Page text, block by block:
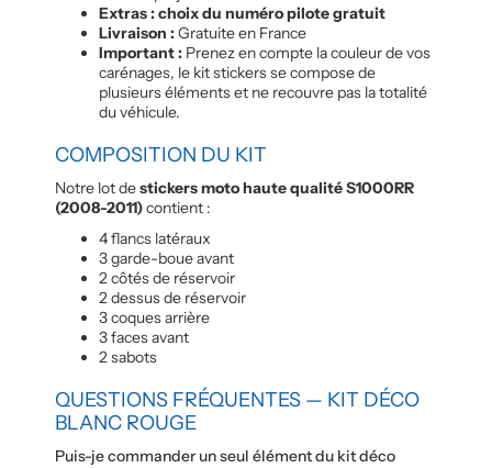
Extras : choix du numéro pilote gratuit
Livraison :Gratuite en France
Important : Prenez en compte la couleur de vos
carénages, le kit stickers se compose de
plusieurs éléments et ne recouvre pas la totalité
du véhicule.
COMPOSITION DU KIT
Notre lot destickers moto haute qualité S1000RR
(2008-2011)contient :
4 flancs latéraux
3 garde-boue avant
2 côtés de réservoir
2 dessus de réservoir
3 coques arrière
3 faces avant
2 sabots
QUESTIONS FRÉQUENTES — KIT DÉCO
BLANC ROUGE
Puis-je commander un seul élément du kit déco